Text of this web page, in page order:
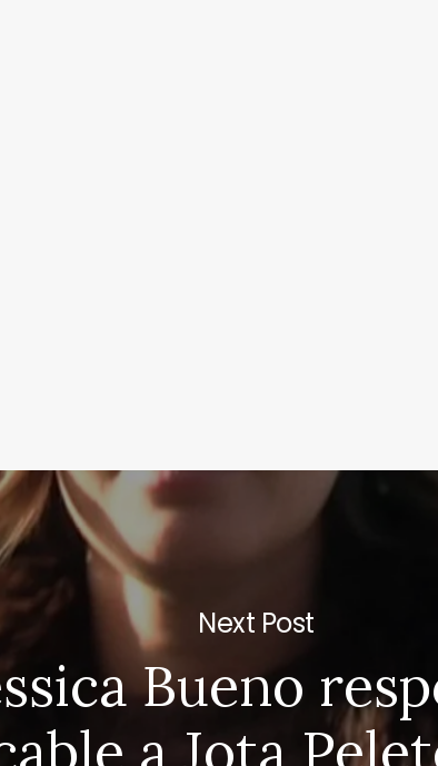
Next Post
Bueno